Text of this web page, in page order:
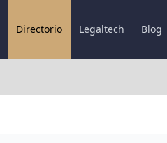
Directorio Legaltech Blog